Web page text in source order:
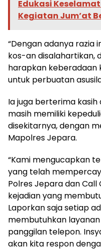
Edukasi
Kegiatan Jum’at
“Dengan adanya razia
kos-an disalahartikan,
harapkan keberadaan
untuk perbuatan
Ia juga berterima
masih memiliki
disekitarnya, dengan
Mapolres Jepara.
“Kami mengucapkan
yang telah
Polres Jepara dan Call
kejadian yang
Laporkan saja setiap
membutuhkan
panggilan telepon.
akan kita respon